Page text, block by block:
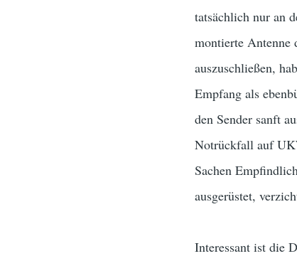
tatsächlich nur an
montierte Antenne
auszuschließen,
Empfang als
den Sender sanft
Notrückfall auf
Sachen
ausgerüstet,
Interessant ist die